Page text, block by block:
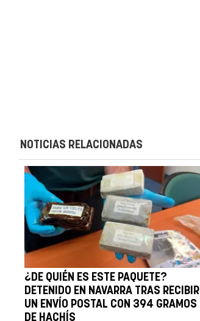
NOTICIAS RELACIONADAS
¿DE QUIÉN ES ESTE PAQUETE?
DETENIDO EN NAVARRA TRAS RECIBIR
UN ENVÍO POSTAL CON 394 GRAMOS
DE HACHÍS